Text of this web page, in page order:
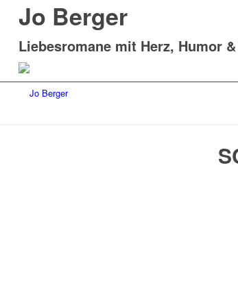
Jo Berger
Liebesromane mit Herz, Humor